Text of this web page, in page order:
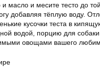
масло и месите тесто до
добавляя тёплую воду.
кусочки теста в
водой, порцию для
овощами вашего